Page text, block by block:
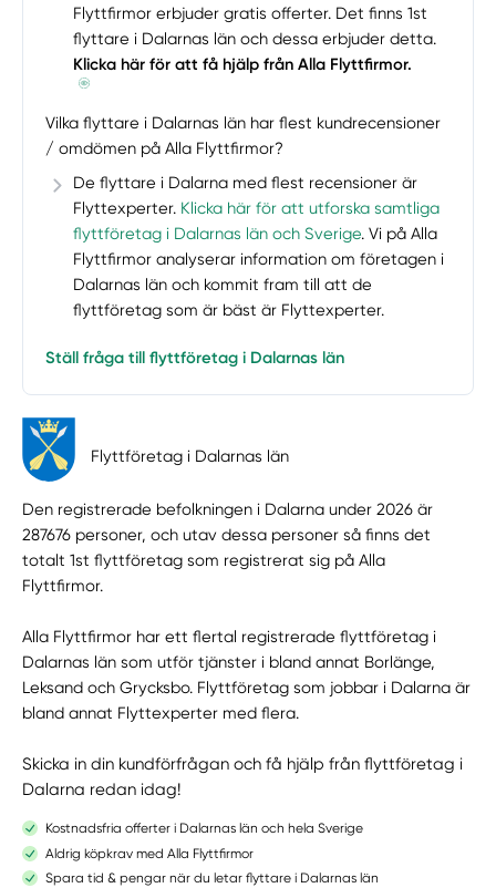
Flyttfirmor erbjuder gratis offerter. Det finns 1st
flyttare i Dalarnas län och dessa erbjuder detta.
Klicka här för att få hjälp från Alla Flyttfirmor.
Vilka flyttare i Dalarnas län har flest kundrecensioner
/ omdömen på Alla Flyttfirmor?
De flyttare i Dalarna med flest recensioner är
Flyttexperter. Klicka här för att utforska samtliga
flyttföretag i Dalarnas län och Sverige. Vi på Alla
Flyttfirmor analyserar information om företagen i
Dalarnas län och kommit fram till att de
flyttföretag som är bäst är Flyttexperter.
Ställ fråga till flyttföretag i Dalarnas län
Flyttföretag i Dalarnas län
Den registrerade befolkningen i Dalarna under 2026 är
287676 personer, och utav dessa personer så finns det
totalt 1st flyttföretag som registrerat sig på Alla
Flyttfirmor.
Alla Flyttfirmor har ett flertal registrerade flyttföretag i
Dalarnas län som utför tjänster i bland annat Borlänge,
Leksand och Grycksbo. Flyttföretag som jobbar i Dalarna är
bland annat Flyttexperter med flera.
Skicka in din kundförfrågan och få hjälp från flyttföretag i
Dalarna redan idag!
Kostnadsfria offerter i Dalarnas län och hela Sverige
Aldrig köpkrav med Alla Flyttfirmor
Spara tid & pengar när du letar flyttare i Dalarnas län